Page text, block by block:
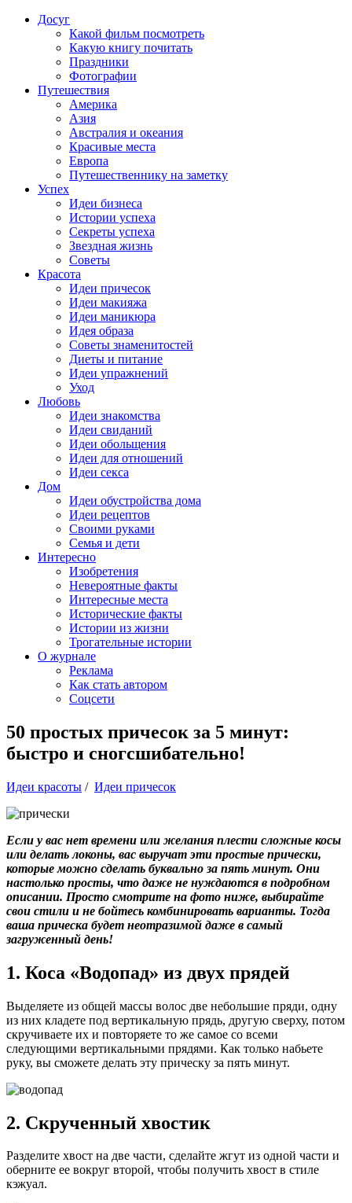
Досуг
Какой фильм посмотреть
Какую книгу почитать
Праздники
Фотографии
Путешествия
Америка
Азия
Австралия и океания
Красивые места
Европа
Путешественнику на заметку
Успех
Идеи бизнеса
Истории успеха
Секреты успеха
Звездная жизнь
Советы
Красота
Идеи причесок
Идеи макияжа
Идеи маникюра
Идея образа
Советы знаменитостей
Диеты и питание
Идеи упражнений
Уход
Любовь
Идеи знакомства
Идеи свиданий
Идеи обольщения
Идеи для отношений
Идеи секса
Дом
Идеи обустройства дома
Идеи рецептов
Своими руками
Семья и дети
Интересно
Изобретения
Невероятные факты
Интересные места
Исторические факты
Истории из жизни
Трогательные истории
О журнале
Реклама
Как стать автором
Соцсети
50 простых причесок за 5 минут:
быстро и сногсшибательно!
Идеи красоты / Идеи причесок
Если у вас нет времени или желания плести сложные косы
или делать локоны, вас выручат эти простые прически,
которые можно сделать буквально за пять минут. Они
настолько просты, что даже не нуждаются в подробном
описании. Просто смотрите на фото ниже, выбирайте
свои стили и не бойтесь комбинировать варианты. Тогда
ваша прическа будет неотразимой даже в самый
загруженный день!
1. Коса «Водопад» из двух прядей
Выделяете из общей массы волос две небольшие пряди, одну
из них кладете под вертикальную прядь, другую сверху, потом
скручиваете их и повторяете то же самое со всеми
следующими вертикальными прядями. Как только набьете
руку, вы сможете делать эту прическу за пять минут.
2. Скрученный хвостик
Разделите хвост на две части, сделайте жгут из одной части и
оберните ее вокруг второй, чтобы получить хвост в стиле
кэжуал.